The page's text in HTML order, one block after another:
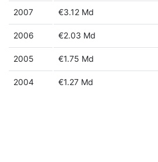
2007 €3.12 Md
2006 €2.03 Md
2005 €1.75 Md
2004 €1.27 Md